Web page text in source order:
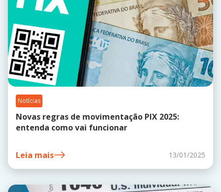
Notícias
Novas regras de movimentação PIX 2025:
entenda como vai funcionar
Leia mais 13/01/2025